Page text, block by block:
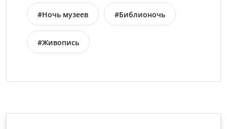
#Ночь музеев #Библионочь
#Живопись